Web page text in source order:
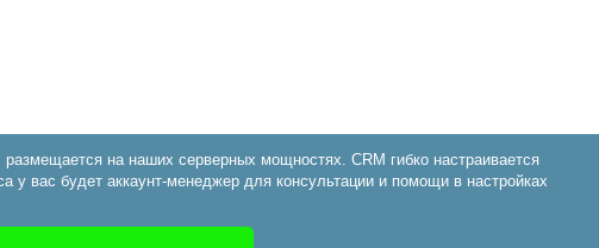
на наших серверных мощностях. CRM гибко настраивается
у вас будет аккаунт-менеджер для консультации и помощи в настройках